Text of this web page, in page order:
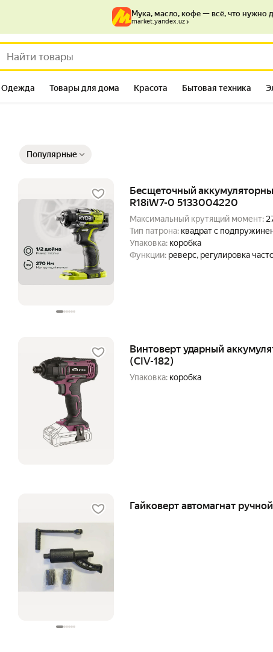
Одежда Товары для дома Красота Бытовая техника
Мука, масло, кофе — всё, что нужно
market.yandex.uz
Популярные
Бесщеточный
R18iW7-0 5133004220
Максимальный крутящий момент:
Тип патрона: квадрат с
Упаковка: коробка
Функции: реверс, регулировка
Винтоверт ударный
(CIV-182)
Упаковка: коробка
Гайковерт автомагнат